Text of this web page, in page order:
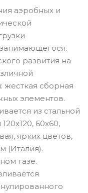
аэробных и
развития на
жесткая сборная
элементов.
из стальной
60х60,
ярких цветов,
(Италия).
газе.